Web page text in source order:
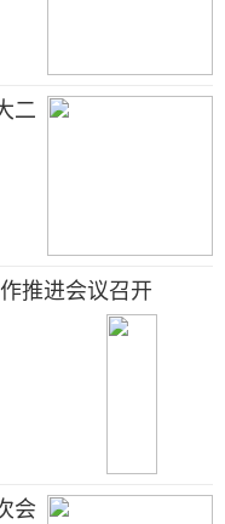
二
推进会议召开
会